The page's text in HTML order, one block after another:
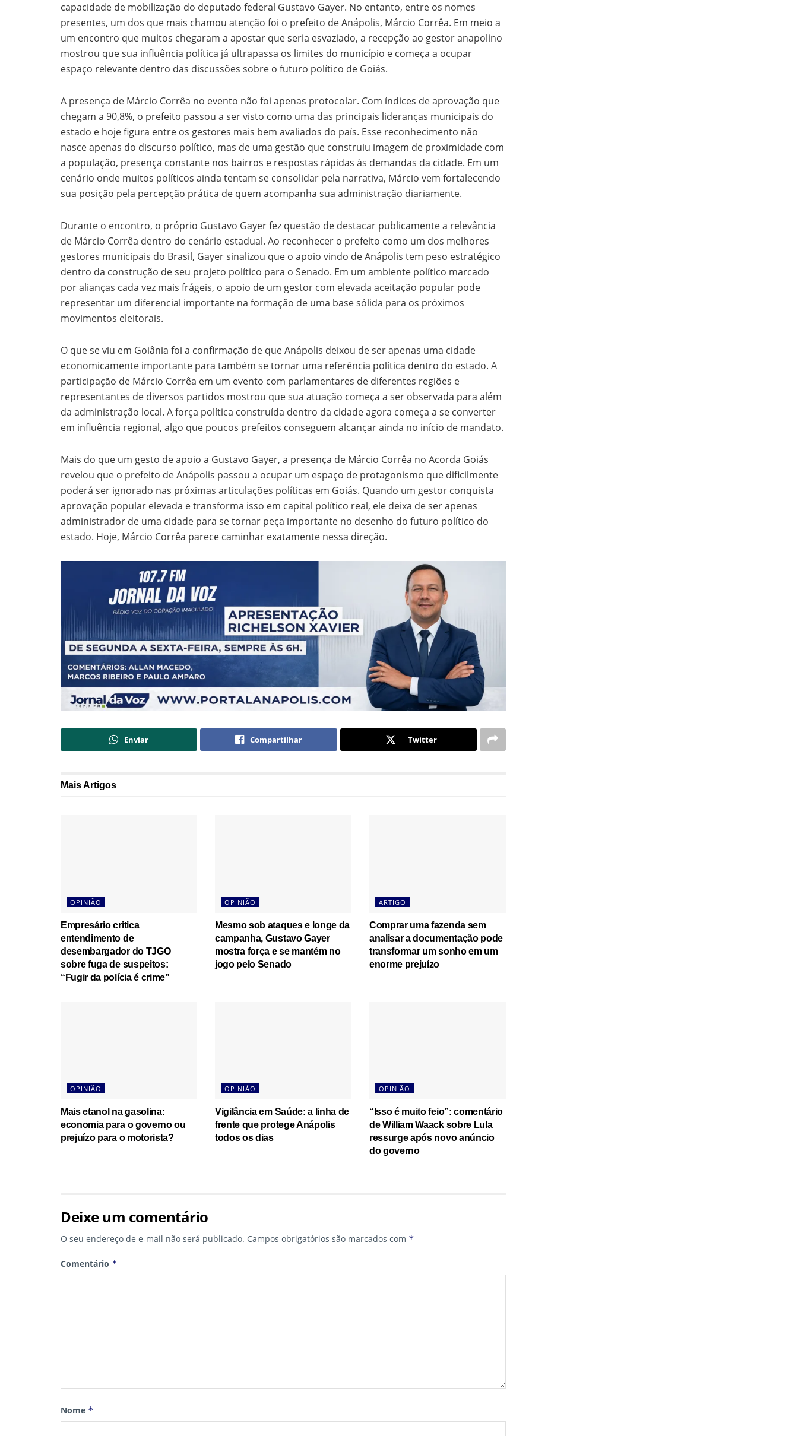
capacidade de mobilização do deputado federal Gustavo Gayer. No entanto, entre os nomes
presentes, um dos que mais chamou atenção foi o prefeito de Anápolis, Márcio Corrêa. Em meio a
um encontro que muitos chegaram a apostar que seria esvaziado, a recepção ao gestor anapolino
mostrou que sua influência política já ultrapassa os limites do município e começa a ocupar
espaço relevante dentro das discussões sobre o futuro político de Goiás.
A presença de Márcio Corrêa no evento não foi apenas protocolar. Com índices de aprovação que
chegam a 90,8%, o prefeito passou a ser visto como uma das principais lideranças municipais do
estado e hoje figura entre os gestores mais bem avaliados do país. Esse reconhecimento não
nasce apenas do discurso político, mas de uma gestão que construiu imagem de proximidade com
a população, presença constante nos bairros e respostas rápidas às demandas da cidade. Em um
cenário onde muitos políticos ainda tentam se consolidar pela narrativa, Márcio vem fortalecendo
sua posição pela percepção prática de quem acompanha sua administração diariamente.
Durante o encontro, o próprio Gustavo Gayer fez questão de destacar publicamente a relevância
de Márcio Corrêa dentro do cenário estadual. Ao reconhecer o prefeito como um dos melhores
gestores municipais do Brasil, Gayer sinalizou que o apoio vindo de Anápolis tem peso estratégico
dentro da construção de seu projeto político para o Senado. Em um ambiente político marcado
por alianças cada vez mais frágeis, o apoio de um gestor com elevada aceitação popular pode
representar um diferencial importante na formação de uma base sólida para os próximos
movimentos eleitorais.
O que se viu em Goiânia foi a confirmação de que Anápolis deixou de ser apenas uma cidade
economicamente importante para também se tornar uma referência política dentro do estado. A
participação de Márcio Corrêa em um evento com parlamentares de diferentes regiões e
representantes de diversos partidos mostrou que sua atuação começa a ser observada para além
da administração local. A força política construída dentro da cidade agora começa a se converter
em influência regional, algo que poucos prefeitos conseguem alcançar ainda no início de mandato.
Mais do que um gesto de apoio a Gustavo Gayer, a presença de Márcio Corrêa no Acorda Goiás
revelou que o prefeito de Anápolis passou a ocupar um espaço de protagonismo que dificilmente
poderá ser ignorado nas próximas articulações políticas em Goiás. Quando um gestor conquista
aprovação popular elevada e transforma isso em capital político real, ele deixa de ser apenas
administrador de uma cidade para se tornar peça importante no desenho do futuro político do
estado. Hoje, Márcio Corrêa parece caminhar exatamente nessa direção.
Enviar Compartilhar Twitter
MaisArtigos
OPINIÃO
Empresário critica
entendimento de
desembargador do TJGO
sobre fuga de suspeitos:
“Fugir da polícia é crime”
OPINIÃO
Mesmo sob ataques e longe da
campanha, Gustavo Gayer
mostra força e se mantém no
jogo pelo Senado
ARTIGO
Comprar uma fazenda sem
analisar a documentação pode
transformar um sonho em um
enorme prejuízo
OPINIÃO
Mais etanol na gasolina:
economia para o governo ou
prejuízo para o motorista?
OPINIÃO
Vigilância em Saúde: a linha de
frente que protege Anápolis
todos os dias
OPINIÃO
“Isso é muito feio”: comentário
de William Waack sobre Lula
ressurge após novo anúncio
do governo
Deixe um comentário
O seu endereço de e-mail não será publicado. Campos obrigatórios são marcados com *
Comentário *
Nome *